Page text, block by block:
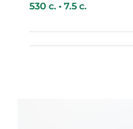
BYD
530 с. • 7.5 с.